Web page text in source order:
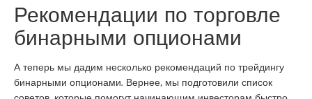
Рекомендации по торговле
бинарными опционами
А теперь мы дадим несколько рекомендаций по трейдингу
бинарными опционами. Вернее, мы подготовили список